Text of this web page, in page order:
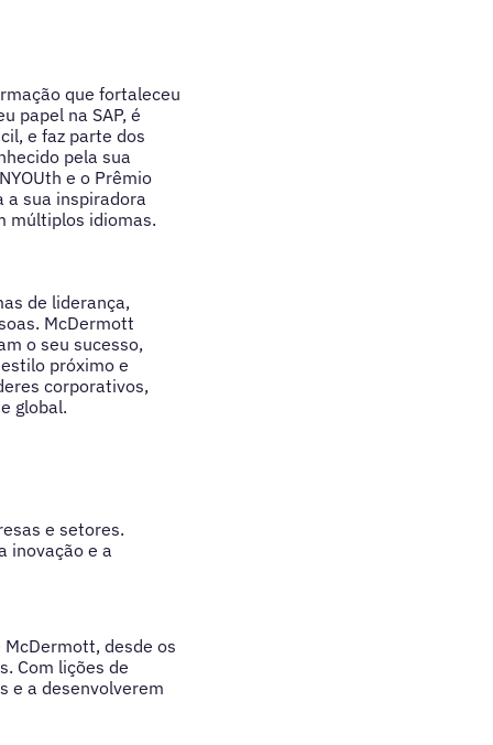
que fortaleceu
papel na SAP, é
e faz parte dos
pela sua
e o Prêmio
a sua inspiradora
múltiplos idiomas.
de liderança,
McDermott
o seu sucesso,
próximo e
corporativos,
global.
e setores.
inovação e a
desde os
Com lições de
e a desenvolverem